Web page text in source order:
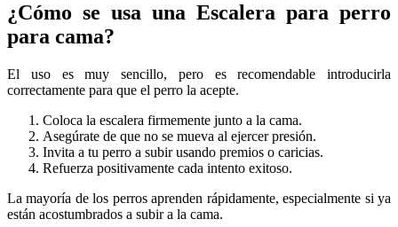
¿Cómo se usa una Escalera para perro
para cama?
El uso es muy sencillo, pero es recomendable introducirla
correctamente para que el perro la acepte.
Coloca la escalera firmemente junto a la cama.
Asegúrate de que no se mueva al ejercer presión.
Invita a tu perro a subir usando premios o caricias.
Refuerza positivamente cada intento exitoso.
La mayoría de los perros aprenden rápidamente, especialmente si ya
están acostumbrados a subir a la cama.